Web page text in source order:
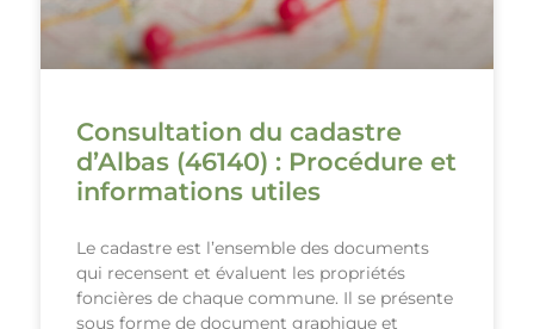
Consultation du cadastre
d’Albas (46140) : Procédure et
informations utiles
Le cadastre est l’ensemble des documents
qui recensent et évaluent les propriétés
foncières de chaque commune. Il se présente
sous forme de document graphique et